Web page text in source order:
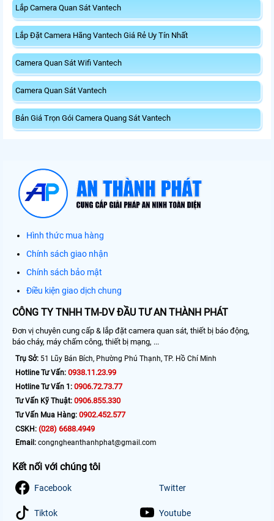
Lắp Camera Quan Sát Vantech
Lắp Đặt Camera Hãng Vantech Giá Rẻ Uy Tín Nhất
Camera Quan Sát Wifi Vantech
Camera Quan Sát Vantech
Bản Giá Trọn Gói Camera Quang Sát Vantech
Hình thức mua hàng
Chính sách giao nhận
Chính sách bảo mật
Điều kiện giao dịch chung
CÔNG TY TNHH TM-DV ĐẦU TƯ AN THÀNH PHÁT
Đơn vị chuyên cung cấp & lắp đặt camera quan sát, thiết bị báo động,
báo cháy, máy chấm công, thiết bị mạng, ...
Trụ Sở: 51 Lũy Bán Bích, Phường Phú Thạnh, TP. Hồ Chí Minh
Hotline Tư Vấn: 0938.11.23.99
Hotline Tư Vấn 1: 0906.72.73.77
Tư Vấn Kỹ Thuật: 0906.855.330
Tư Vấn Mua Hàng: 0902.452.577
CSKH: (028) 6688.4949
Email: congngheanthanhphat@gmail.com
Kết nối với chúng tôi
Facebook Twitter
Tiktok Youtube